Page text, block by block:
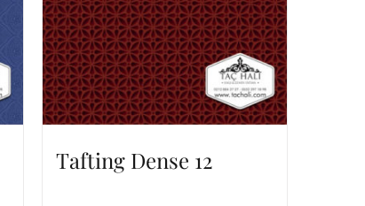
Tafting Dense 12